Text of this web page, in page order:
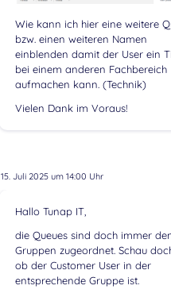
Wie kann ich hier eine weitere
bzw. einen weiteren Namen
einblenden damit der User ein
bei einem anderen Fachbereich
aufmachen kann. (Technik)
Vielen Dank im Voraus!
15. Juli 2025 um 14:00 Uhr
Hallo Tunap IT,
die Queues sind doch immer
Gruppen zugeordnet. Schau
ob der Customer User in der
entsprechende Gruppe ist.